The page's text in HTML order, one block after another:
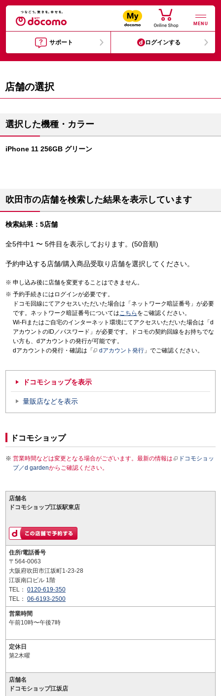
MENU
サポート ログインする
店舗の選択
選択した機種・カラー
iPhone 11 256GB グリーン
吹田市の店舗を検索した結果を表示しています
検索結果：5店舗
全5件中1 〜 5件目を表示しております。(50音順)
予約申込する店舗/購入商品受取り店舗を選択してください。
申し込み後に店舗を変更することはできません。
予約手続きにはログインが必要です。
ドコモ回線にてアクセスいただいた場合は「ネットワーク暗証番号」が必要
です。ネットワーク暗証番号についてはこちら をご確認ください。
Wi-Fiまたはご自宅のインターネット環境にてアクセスいただいた場合は「d
アカウントのID／パスワード」が必要です。ドコモの契約回線をお持ちでな
い方も、dアカウントの発行が可能です。
dアカウントの発行・確認は「
dアカウント発行 」でご確認ください。
ドコモショップを表示
量販店などを表示
ドコモショップ
営業時間などは変更となる場合がございます。最新の情報は
ドコモショッ
プ／d gardenからご確認ください。
店舗名
ドコモショップ江坂駅東店
住所/電話番号
〒564-0063
大阪府吹田市江坂町1-23-28
江坂南口ビル 1階
TEL： 0120-619-350
TEL： 06-6193-2500
営業時間
午前10時〜午後7時
定休日
第2木曜
店舗名
ドコモショップ江坂店